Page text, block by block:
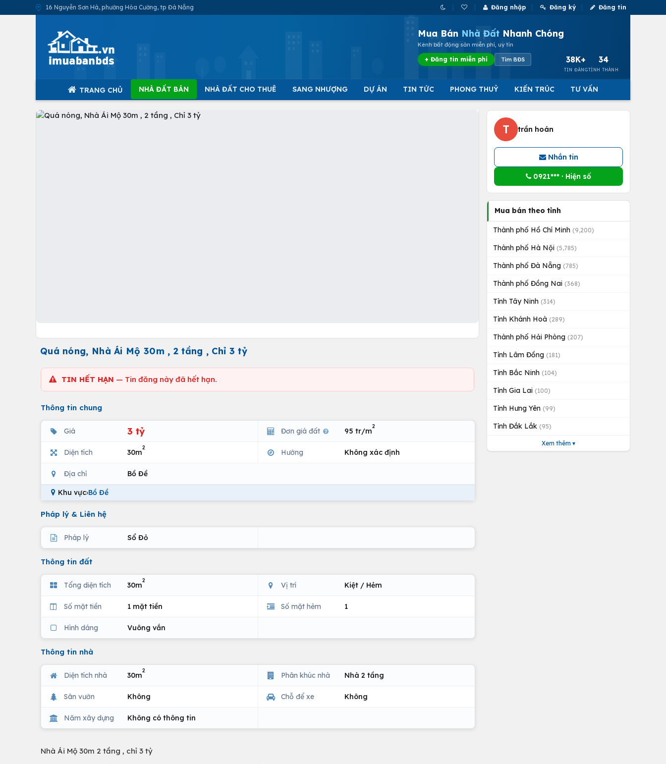
16 Nguyễn Sơn Hà, phường Hòa Cường, tp Đà Nẵng Đăng nhập Đăng ký Đăng tin
Mua Bán Nhà Đất Nhanh Chóng
Kênh bất động sản miễn phí, uy tín
+ Đăng tin miễn phí Tìm BĐS 38K+
TIN ĐĂNG
34
TỈNH THÀNH
TRANG CHỦ NHÀ ĐẤT BÁN NHÀ ĐẤT CHO THUÊ SANG NHƯỢNG DỰ ÁN TIN TỨC PHONG THUỶ KIẾN TRÚC TƯ VẤN
Quá nóng, Nhà Ái Mộ 30m , 2 tầng , Chỉ 3 tỷ
TIN HẾT HẠN — Tin đăng này đã hết hạn.
Thông tin chung
Giá 3 tỷ Đơn giá đất 95 tr/m
2
Diện tích 30m
2
Hướng Không xác định
Địa chỉ Bồ Đề
Khu vực›Bồ Đề
Pháp lý & Liên hệ
Pháp lý Sổ Đỏ
Thông tin đất
Tổng diện tích 30m
2
Vị trí Kiệt / Hẻm
Số mặt tiền 1 mặt tiền Số mặt hẻm 1
Hình dáng Vuông vắn
Thông tin nhà
Diện tích nhà 30m
2
Phân khúc nhà Nhà 2 tầng
Sân vườn Không Chỗ để xe Không
Năm xây dựng Không có thông tin
Nhà Ái Mộ 30m 2 tầng , chỉ 3 tỷ
T trần hoán
Nhắn tin
0921*** · Hiện số
Mua bán theo tỉnh
Thành phố Hồ Chí Minh (9,200)
Thành phố Hà Nội (5,785)
Thành phố Đà Nẵng (785)
Thành phố Đồng Nai (368)
Tỉnh Tây Ninh (314)
Tỉnh Khánh Hoà (289)
Thành phố Hải Phòng (207)
Tỉnh Lâm Đồng (181)
Tỉnh Bắc Ninh (104)
Tỉnh Gia Lai (100)
Tỉnh Hưng Yên (99)
Tỉnh Đắk Lắk (95)
Xem thêm ▾